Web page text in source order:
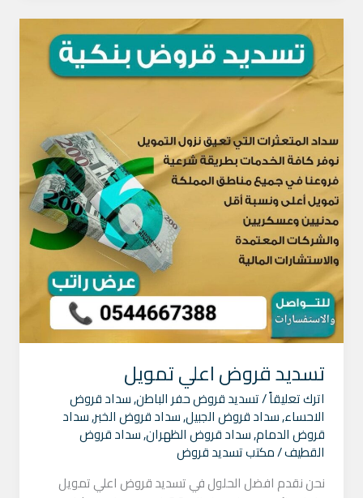
تسديد قروض اعلي تمويل
اترك تعليقاً/تسديد قروض حفر الباطن,سداد قروض
الاحساء,سداد قروض الجبيل,سداد قروض الخبر,سداد
قروض الدمام,سداد قروض الظهران,سداد قروض
القطيف/مكتب تسديد قروض
نحن نقدم افضل الحلول في تسديد قروض اعلي تمويل
تسديد
قروض
اعلي
تمويل